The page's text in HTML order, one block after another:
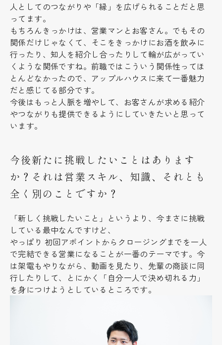
人としてのつながりや「縁」を広げられることだと思
ってます。
もちろんきっかけは、営業マンとお客さん。でもその
関係だけじゃなくて、そこをきっかけにお酒を飲みに
行ったり、知人を紹介し合ったりして輪が広がってい
くような関係ですね。前職ではこういう関係性ってほ
とんどなかったので、アップルハウスに来て一番魅力
だと感じてる部分です。
今後はもっと人脈を増やして、お客さんが求める紹介
やつながりも提供できるようにしていきたいと思って
います。
今後新たに挑戦したいことはあります
か？それは営業スキル、知識、それとも
全く別のことですか？
「新しく挑戦したいこと」というより、今まさに挑戦
している最中なんですけど、
やっぱり 初回アポイントからクロージングまでを一人
で完結できる営業になることが一番のテーマです。今
は架電もやりながら、動画を見たり、先輩の商談に同
行したりして、とにかく「自分一人で決め切れる力」
を身につけようとしているところです。